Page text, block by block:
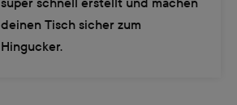
deinen Tisch sicher zum
Hingucker.